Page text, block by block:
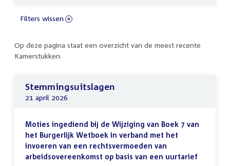
Op deze pagina staat een overzicht van de meest recente
Kamerstukken.
Stemmingsuitslagen
21 april 2026
Moties ingediend bij de Wijziging van Boek 7 van
het Burgerlijk Wetboek in verband met het
invoeren van een rechtsvermoeden van
arbeidsovereenkomst op basis van een uurtarief
Filters wissen